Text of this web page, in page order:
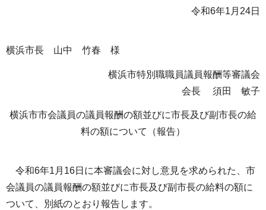
令和6年1月24日
横浜市長 山中 竹春 様
横浜市特別職職員議員報酬等審議会
会長 須田 敏子
横浜市市会議員の議員報酬の額並びに市長及び副市長の給
料の額について（報告）
令和6年1月16日に本審議会に対し意見を求められた、市
会議員の議員報酬の額並びに市長及び副市長の給料の額に
ついて、別紙のとおり報告します。